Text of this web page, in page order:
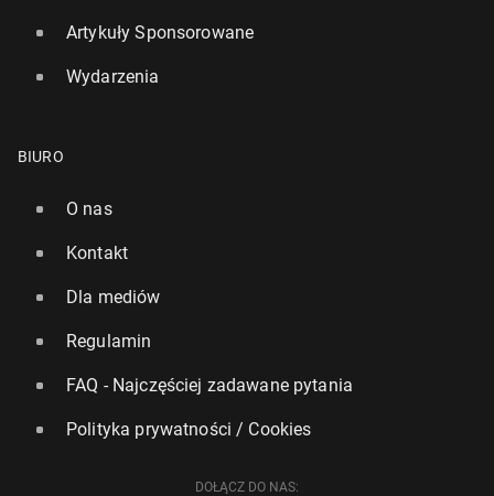
Artykuły Sponsorowane
Wydarzenia
BIURO
O nas
Kontakt
Dla mediów
Regulamin
FAQ - Najczęściej zadawane pytania
Polityka prywatności / Cookies
DOŁĄCZ DO NAS: